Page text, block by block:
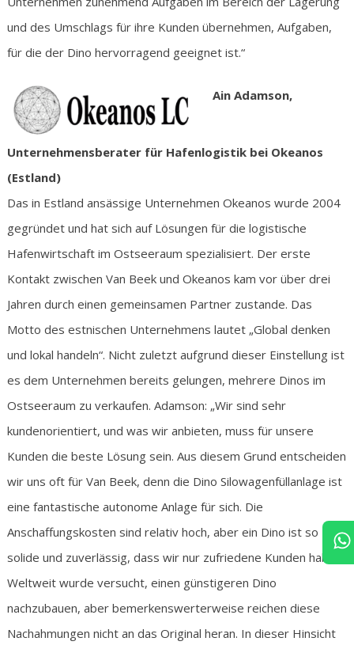
und des Umschlags für ihre Kunden übernehmen, Aufgaben,
für die der Dino hervorragend geeignet ist.“
Ain Adamson,
Unternehmensberater für Hafenlogistik bei Okeanos
(Estland)
Das in Estland ansässige Unternehmen Okeanos wurde 2004
gegründet und hat sich auf Lösungen für die logistische
Hafenwirtschaft im Ostseeraum spezialisiert. Der erste
Kontakt zwischen Van Beek und Okeanos kam vor über drei
Jahren durch einen gemeinsamen Partner zustande. Das
Motto des estnischen Unternehmens lautet „Global denken
und lokal handeln“. Nicht zuletzt aufgrund dieser Einstellung ist
es dem Unternehmen bereits gelungen, mehrere Dinos im
Ostseeraum zu verkaufen. Adamson: „Wir sind sehr
kundenorientiert, und was wir anbieten, muss für unsere
Kunden die beste Lösung sein. Aus diesem Grund entscheiden
wir uns oft für Van Beek, denn die Dino Silowagenfüllanlage ist
eine fantastische autonome Anlage für sich. Die
Anschaffungskosten sind relativ hoch, aber ein Dino ist so
solide und zuverlässig, dass wir nur zufriedene Kunden haben.
Weltweit wurde versucht, einen günstigeren Dino
nachzubauen, aber bemerkenswerterweise reichen diese
Nachahmungen nicht an das Original heran. In dieser Hinsicht